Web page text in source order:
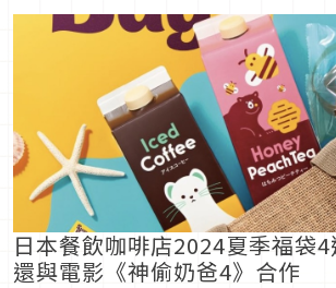
當季最新鮮的美食等，...
日本餐飲咖啡店2024夏季福袋
還與電影《神偷奶爸4》合作